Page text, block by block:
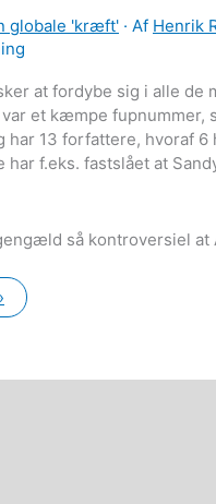
globale 'kræft' · Af Henrik
at fordybe sig i alle de
et kæmpe fupnummer,
har 13 forfattere, hvoraf
har f.eks. fastslået at
så kontroversiel